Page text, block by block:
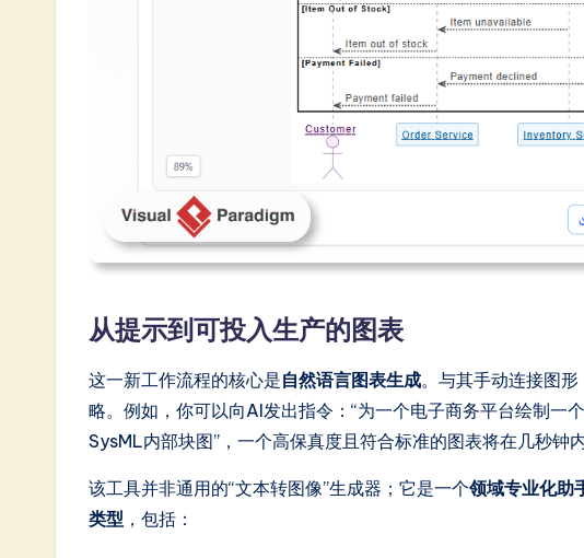
in
A
从提示到可投入生产的图表
这一新工作流程的核心是自然语言图表生成。与其手动连接图
略。例如，你可以向AI发出指令：“为一个电子商务平台绘制一
SysML内部块图”，一个高保真度且符合标准的图表将在几秒钟内
该工具并非通用的“文本转图像”生成器；它是一个领域专业化助
类型 ，包括：